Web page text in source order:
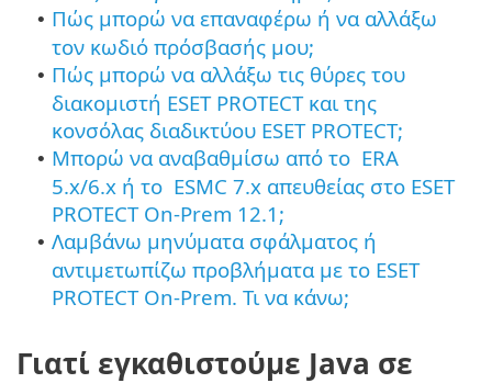
• Πώς μπορώ να επαναφέρω ή να αλλάξω
τον κωδιό πρόσβασής μου;
• Πώς μπορώ να αλλάξω τις θύρες του
διακομιστή ESET PROTECT και της
κονσόλας διαδικτύου ESET PROTECT;
• Μπορώ να αναβαθμίσω από το ERA
5.x/6.x ή το ESMC 7.x απευθείας στο ESET
PROTECT On-Prem 12.1;
• Λαμβάνω μηνύματα σφάλματος ή
αντιμετωπίζω προβλήματα με το ESET
PROTECT On-Prem. Τι να κάνω;
Γιατί εγκαθιστούμε Java σε